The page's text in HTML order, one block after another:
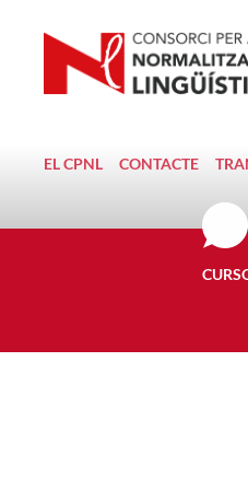
EL CPNL CONTACTE